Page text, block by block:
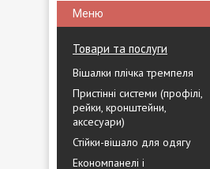
Товари та послуги
Вішалки плічка тремпеля
Пристінні системи (профілі,
рейки, кронштейни,
аксесуари)
Стійки-вішало для одягу
Економпанелі і